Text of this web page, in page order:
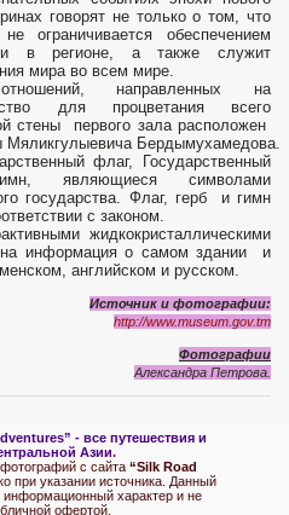
говорят не только о том, что
ограничивается обеспечением
в регионе, а также служит
мира во всем мире.
направленных на
для процветания всего
стены первого зала расположен
Мяликгулыевича Бердымухамедова.
флаг, Государственный
являющиеся символами
государства. Флаг, герб и гимн
с законом.
жидкокристаллическими
информация о самом здании и
английском и русском.
Источник и фотографии:
http://www.museum.gov.tm
Фотографии
Александра Петрова.
- все путешествия и
Азии.
с сайта “Silk Road
при указании источника. Данный
информационный характер и не
офертой.